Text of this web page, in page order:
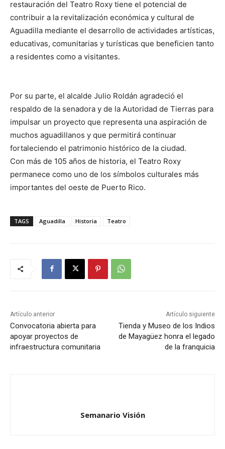
restauración del Teatro Roxy tiene el potencial de
contribuir a la revitalización económica y cultural de
Aguadilla mediante el desarrollo de actividades artísticas,
educativas, comunitarias y turísticas que beneficien tanto
a residentes como a visitantes.
Por su parte, el alcalde Julio Roldán agradeció el
respaldo de la senadora y de la Autoridad de Tierras para
impulsar un proyecto que representa una aspiración de
muchos aguadillanos y que permitirá continuar
fortaleciendo el patrimonio histórico de la ciudad.
Con más de 105 años de historia, el Teatro Roxy
permanece como uno de los símbolos culturales más
importantes del oeste de Puerto Rico.
TAGS Aguadilla Historia Teatro
Artículo anterior
Convocatoria abierta para
apoyar proyectos de
infraestructura comunitaria
Artículo siguiente
Tienda y Museo de los Indios
de Mayagüez honra el legado
de la franquicia
Semanario Visión